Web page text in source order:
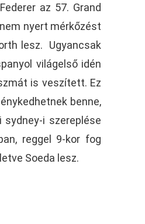
az 57. Grand
nyert mérkőzést
lesz. Ugyancsak
világelső idén
is veszített. Ez
benne,
i szereplése
reggel 9-kor fog
Soeda lesz.